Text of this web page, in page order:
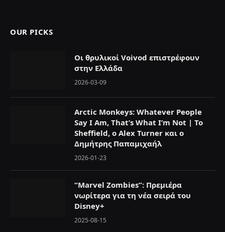
OUR PICKS
Οι θρυλικοί Voivod επιστρέφουν
στην Ελλάδα
2026-03-09
Arctic Monkeys: Whatever People
Say I Am, That’s What I’m Not | To
Sheffield, o Alex Turner και ο
Δημήτρης Παπαμιχαήλ
2026-01-23
“Marvel Zombies”: Πρεμιέρα
νωρίτερα για τη νέα σειρά του
Disney+
2025-08-15